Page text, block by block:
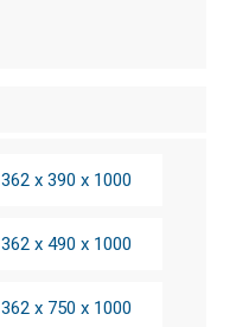
362 x 390 x 1000
362 x 490 x 1000
362 x 750 x 1000